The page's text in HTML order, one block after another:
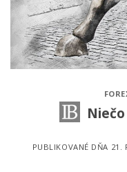
PUBLIKOVANÉ DŇA 21.